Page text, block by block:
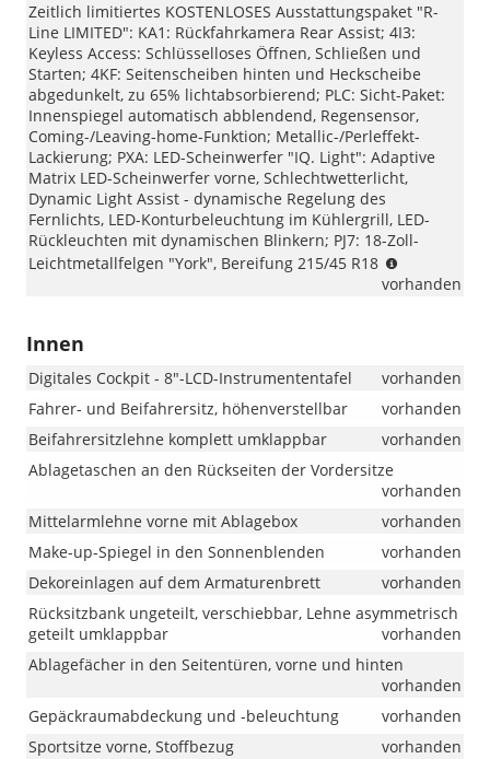
Zeitlich limitiertes KOSTENLOSES Ausstattungspaket "R-
Line LIMITED": KA1: Rückfahrkamera Rear Assist; 4I3:
Keyless Access: Schlüsselloses Öffnen, Schließen und
Starten; 4KF: Seitenscheiben hinten und Heckscheibe
abgedunkelt, zu 65% lichtabsorbierend; PLC: Sicht-Paket:
Innenspiegel automatisch abblendend, Regensensor,
Coming-/Leaving-home-Funktion; Metallic-/Perleffekt-
Lackierung; PXA: LED-Scheinwerfer "IQ. Light": Adaptive
Matrix LED-Scheinwerfer vorne, Schlechtwetterlicht,
Dynamic Light Assist - dynamische Regelung des
Fernlichts, LED-Konturbeleuchtung im Kühlergrill, LED-
Rückleuchten mit dynamischen Blinkern; PJ7: 18-Zoll-
Leichtmetallfelgen "York", Bereifung 215/45 R18
Hinweis
Limited“:
Beim
T-
„R-
Line
Limited“
wurden
die
18-
Zoll-
Ab
sofort
umfasst
diese
vorhanden
Innen
Digitales Cockpit - 8"-LCD-Instrumententafel
vorhanden
Fahrer- und Beifahrersitz, höhenverstellbar
vorhanden
Beifahrersitzlehne komplett umklappbar
vorhanden
Ablagetaschen an den Rückseiten der Vordersitze
vorhanden
Mittelarmlehne vorne mit Ablagebox
vorhanden
Make-up-Spiegel in den Sonnenblenden
vorhanden
Dekoreinlagen auf dem Armaturenbrett
vorhanden
Rücksitzbank ungeteilt, verschiebbar, Lehne asymmetrisch
geteilt umklappbar
vorhanden
Ablagefächer in den Seitentüren, vorne und hinten
vorhanden
Gepäckraumabdeckung und -beleuchtung
vorhanden
Sportsitze vorne, Stoffbezug
vorhanden